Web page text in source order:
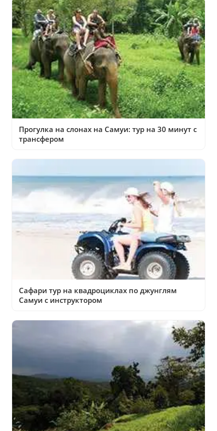
Прогулка на слонах на Самуи: тур на 30 минут с
трансфером
Сафари тур на квадроциклах по джунглям
Самуи с инструктором